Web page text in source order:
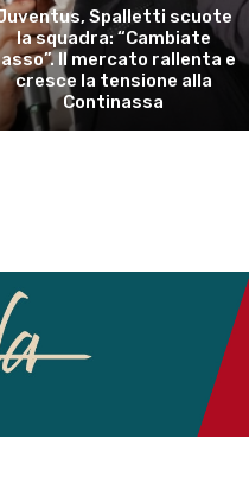
Spalletti scuote
la squadra: “Cambiate
Il mercato rallenta e
cresce la tensione alla
Continassa